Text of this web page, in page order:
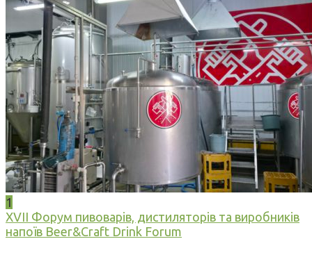
1
XVII Форум пивоварів, дистиляторів та виробників
напоїв Beer&Craft Drink Forum